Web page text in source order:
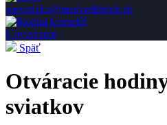
prevadzka@medvedibrloh.sk
Ubytovanie
Späť
Otváracie
sviatkov